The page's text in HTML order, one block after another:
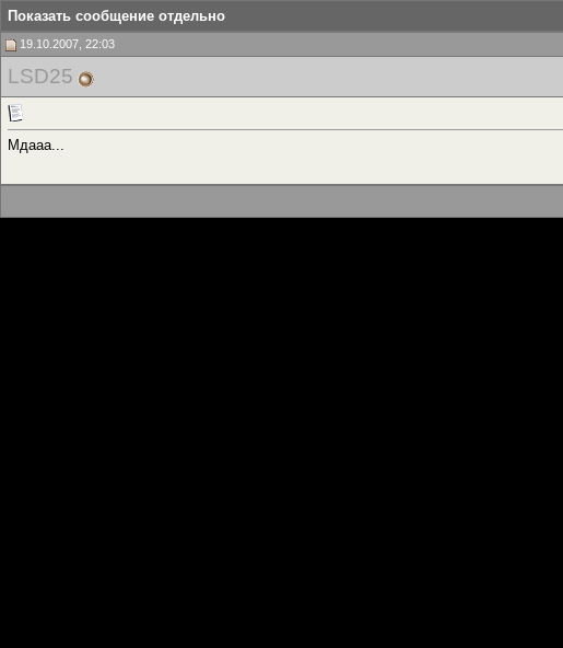
Показать сообщение отдельно
19.10.2007, 22:03
LSD25
Мдааа...